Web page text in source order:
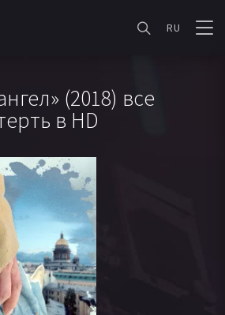
RU
(2018) все
в HD